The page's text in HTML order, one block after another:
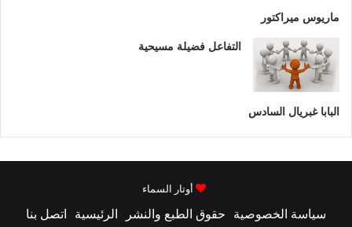
ماريوس ميراكتور
التفاعل فضيلة مسيحية
البابا غبريال السادس
أوتار السماء
سياسة الخصوصية حقوق الطبع والنشر الرئيسية اتصل بنا